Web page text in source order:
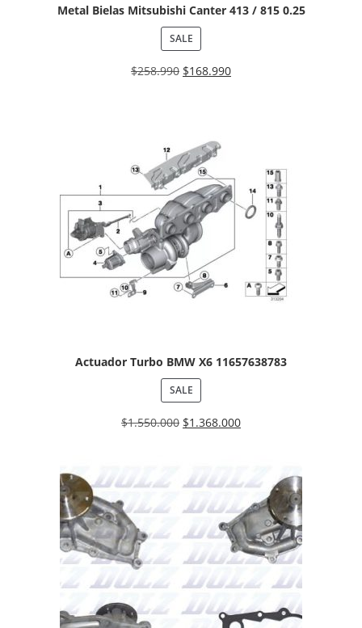
Metal Bielas Mitsubishi Canter 413 / 815 0.25
SALE
$258.990 $168.990
Actuador Turbo BMW X6 11657638783
SALE
$1.550.000 $1.368.000